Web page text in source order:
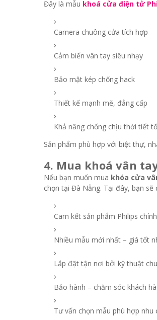
Đây là mẫu khoá cửa điện tử
Camera chuông cửa tích hợp
Cảm biến vân tay siêu nhạy
Bảo mật kép chống hack
Thiết kế mạnh mẽ, đẳng cấp
Khả năng chống chịu thời tiết
Sản phẩm phù hợp với biệt thự,
4. Mua khoá vân
Nếu bạn muốn mua khóa cửa
chọn tại Đà Nẵng. Tại đây, bạn sẽ
Cam kết sản phẩm Philips
Nhiều mẫu mới nhất – giá tốt
Lắp đặt tận nơi bởi kỹ thuật
Bảo hành – chăm sóc khách
Tư vấn chọn mẫu phù hợp nhu